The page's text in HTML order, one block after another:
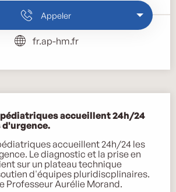
Appeler
fr.ap-hm.fr
pédiatriques accueillent 24h/24
accueillent 24h/24 les
Le diagnostic et la prise en
sur un plateau technique
d'équipes pluridiscplinaires.
Professeur Aurélie Morand.